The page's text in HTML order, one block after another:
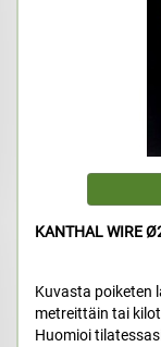
KANTHAL WIRE
Kuvasta poiketen
metreittäin tai
Huomioi